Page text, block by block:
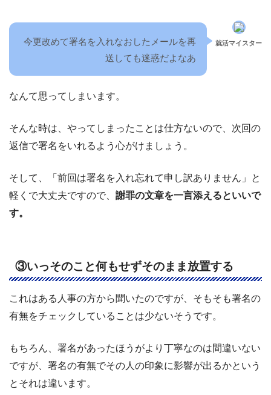
就活マイスター
今更改めて署名を入れなおしたメールを再
送しても迷惑だよなあ
なんて思ってしまいます。
そんな時は、やってしまったことは仕方ないので、次回の
返信で署名をいれるよう心がけましょう。
そして、「前回は署名を入れ忘れて申し訳ありません」と
軽くで大丈夫ですので、 謝罪の文章を一言添えるといいで
す。
③いっそのこと何もせずそのまま放置する
これはある人事の方から聞いたのですが、そもそも署名の
有無をチェックしていることは少ないそうです。
もちろん、署名があったほうがより丁寧なのは間違いない
ですが、署名の有無でその人の印象に影響が出るかという
とそれは違います。